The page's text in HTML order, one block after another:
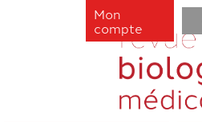
Mon
compte